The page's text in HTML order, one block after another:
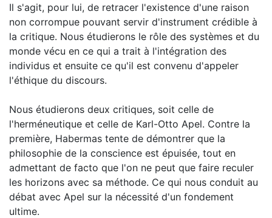
Il s'agit, pour lui, de retracer l'existence d'une raison
non corrompue pouvant servir d'instrument crédible à
la critique. Nous étudierons le rôle des systèmes et du
monde vécu en ce qui a trait à l'intégration des
individus et ensuite ce qu'il est convenu d'appeler
l'éthique du discours.
Nous étudierons deux critiques, soit celle de
l'herméneutique et celle de Karl-Otto Apel. Contre la
première, Habermas tente de démontrer que la
philosophie de la conscience est épuisée, tout en
admettant de facto que l'on ne peut que faire reculer
les horizons avec sa méthode. Ce qui nous conduit au
débat avec Apel sur la nécessité d'un fondement
ultime.